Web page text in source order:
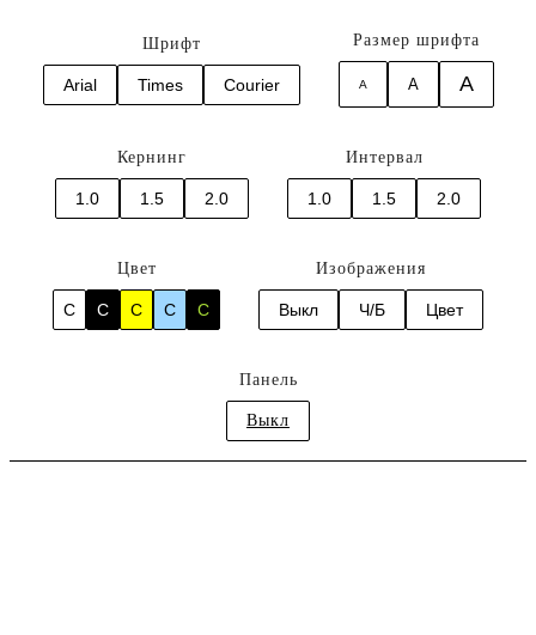
Шрифт
Arial Times Courier
Размер шрифта
A A A
Кернинг
1.0 1.5 2.0
Интервал
1.0 1.5 2.0
Цвет
C C C C C
Изображения
Выкл Ч/Б Цвет
Панель
Выкл